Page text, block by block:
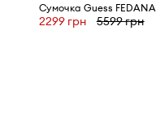
Сумочка Guess FEDANA
2299 грн 5599 грн